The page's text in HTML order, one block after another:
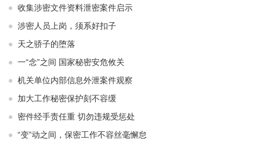
收集涉密文件资料泄密案件启示
涉密人员上岗，须系好扣子
天之骄子的堕落
一“念”之间 国家秘密安危攸关
机关单位内部信息外泄案件观察
加大工作秘密保护刻不容缓
密件经手责任重 切勿违规受惩处
“变”动之间，保密工作不容丝毫懈怠